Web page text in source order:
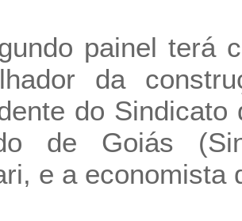
painel terá
da
do
de Goiás
e a economista